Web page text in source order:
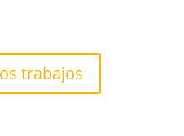
trabajos